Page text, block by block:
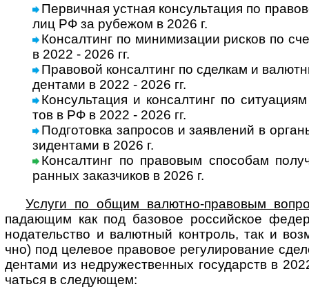
Первичная устная консультация по
лиц РФ за рубе­жом в 2026 г.
Консалтинг по минимизации рисков по
в 2022 - 2026 гг.
Правовой консалтинг по сделкам и
ден­тами в 2022 - 2026 гг.
Консультация и консалтинг по
тов в РФ в 2022 - 2026 гг.
Подготовка запросов и заявлений в
зи­ден­тами в 2026 г.
Консалтинг по правовым способам
ран­ных заказ­чи­ков в 2026 г.
Услуги по общим валютно-правовым
пада­ю­щим как под базовое рос­сий­ское
нода­тель­ство и валют­ный конт­роль, так и
чно) под целе­вое пра­во­вое регу­ли­ро­ва­ние
ден­тами из недру­жест­вен­ных госу­дарств в
чаться в сле­дующем: